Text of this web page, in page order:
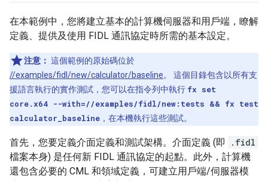
在本範例中，您將建立基本的計算機伺服器和用戶端，瞭解
定義、提供及使用 FIDL 通訊協定時所需的基本設定。
注意： 這個範例的原始碼位於
//examples/fidl/new/calculator/baseline。 這個目錄包含以所有支
援語言執行的實作測試，您可以在指令列中執行 fx set
core.x64 --with=//examples/fidl/new:tests && fx test
calculator_baseline ，在本機執行這些測試。
首先，您要定義介面定義和測試架構。介面定義 (即
.fidl
檔案本身) 是任何新 FIDL 通訊協定的起點。此外，計算機
還包含必要的 CML 和領域定義，可建立用戶端/伺服器模